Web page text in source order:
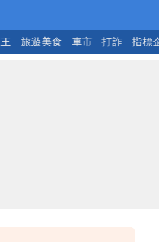
旅遊美食 車市 打詐 指標